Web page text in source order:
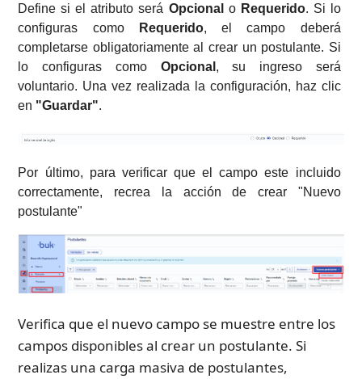
Define si el atributo será Opcional o Requerido. Si lo
configuras como
Requerido, el campo deberá
completarse obligatoriamente al crear un postulante. Si
lo configuras como Opcional , su ingreso será
voluntario. Una vez realizada la configuración, haz clic
en "Guardar".
Por último, para verificar que el campo este incluido
correctamente, recrea la acción de crear "Nuevo
postulante"
Verifica que el nuevo campo se muestre entre los
campos disponibles al crear un postulante. Si
realizas una carga masiva de postulantes,